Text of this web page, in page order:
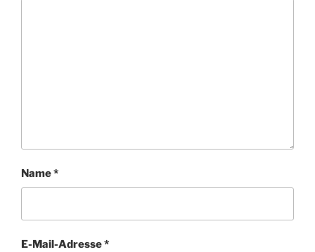
Name*
E-Mail-Adresse*